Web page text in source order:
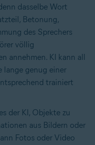
dasselbe Wort
Betonung,
des Sprechers
völlig
annehmen. KI kann all
lange genug einer
trainiert
der KI, Objekte zu
aus Bildern oder
Fotos oder Video